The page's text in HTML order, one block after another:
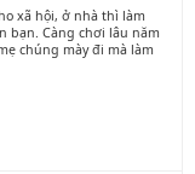
xã hội, ở nhà thì làm
bạn. Càng chơi lâu năm
chúng mày đi mà làm